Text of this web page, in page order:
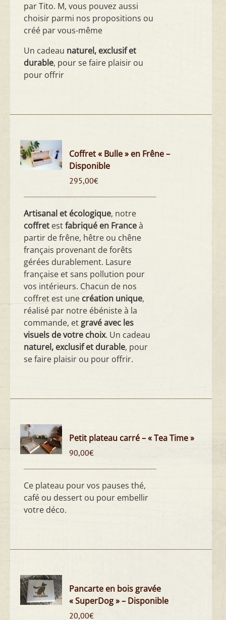
par Tito. M, vous pouvez aussi
choisir parmi nos propositions ou
créé par vous-même
Un cadeau naturel, exclusif et
durable, pour se faire plaisir ou
pour offrir
Coffret « Bulle » en Frêne –
Disponible
295,00€
Artisanal et écologique, notre
coffret estfabriqué en Franceà
partir de frêne, hêtre ou chêne
français provenant de forêts
gérées durablement. Lasure
française et sans pollution pour
vos intérieurs. Chacun de nos
coffret est une création unique,
réalisé par notre ébéniste à la
commande, et gravé avec les
visuels de votre choix. Un cadeau
naturel, exclusif et durable, pour
se faire plaisir ou pour offrir.
Petit plateau carré – « Tea Time »
90,00€
Ce plateau pour vos pauses thé,
café ou dessert ou pour embellir
votre déco.
Pancarte en bois gravée
« SuperDog » – Disponible
20,00€